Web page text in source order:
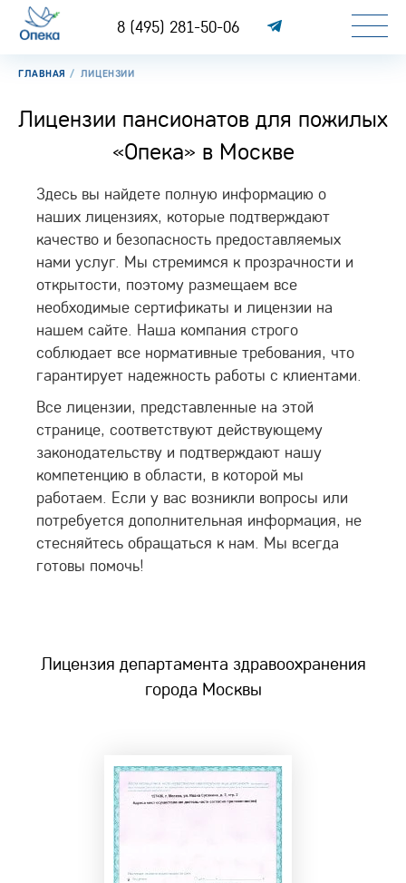
8 (495) 281-50-06
ГЛАВНАЯ ЛИЦЕНЗИИ
Лицензии пансионатов для пожилых
«Опека» в Москве
Здесь вы найдете полную информацию о
наших лицензиях, которые подтверждают
качество и безопасность предоставляемых
нами услуг. Мы стремимся к прозрачности и
открытости, поэтому размещаем все
необходимые сертификаты и лицензии на
нашем сайте. Наша компания строго
соблюдает все нормативные требования, что
гарантирует надежность работы с клиентами.
Все лицензии, представленные на этой
странице, соответствуют действующему
законодательству и подтверждают нашу
компетенцию в области, в которой мы
работаем. Если у вас возникли вопросы или
потребуется дополнительная информация, не
стесняйтесь обращаться к нам. Мы всегда
готовы помочь!
Лицензия департамента здравоохранения
города Москвы